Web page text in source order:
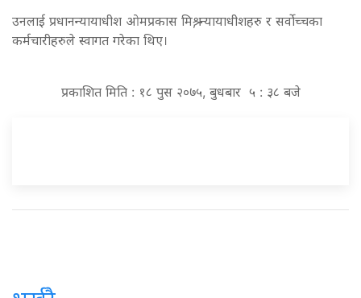
उनलाई प्रधानन्यायाधीश ओमप्रकास मिश्र, न्यायाधीशहरु र सर्वोच्चका
कर्मचारीहरुले स्वागत गरेका थिए।
प्रकाशित मिति : १८ पुस २०७५, बुधबार ५ : ३८ बजे